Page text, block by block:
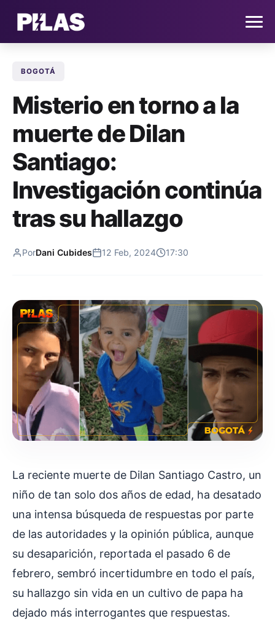
NOTICIAS
QUIÉNES SOMOS
CONTACTO
SUSCRÍBETE
BOGOTÁ
Misterio en torno a la
muerte de Dilan
Santiago:
Investigación continúa
tras su hallazgo
PorDani Cubides 12 Feb, 2024 17:30
La reciente muerte de Dilan Santiago Castro, un
niño de tan solo dos años de edad, ha desatado
una intensa búsqueda de respuestas por parte
de las autoridades y la opinión pública, aunque
su desaparición, reportada el pasado 6 de
febrero, sembró incertidumbre en todo el país,
su hallazgo sin vida en un cultivo de papa ha
dejado más interrogantes que respuestas.